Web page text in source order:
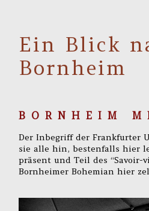
Ein Blick
Bornheim
B O R N H E I M M
Der Inbegriff der Frankfurter
sie alle hin, bestenfalls hier
präsent und Teil des “Savoir-
Bornheimer Bohemian hier